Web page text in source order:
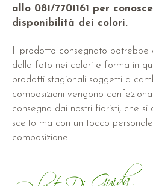
allo 081/7701161 per
disponibilità dei colori.
Il prodotto consegnato
dalla foto nei colori e forma in
prodotti stagionali soggetti a
composizioni vengono
consegna dai nostri fioristi, che
scelto ma con un tocco
composizione.